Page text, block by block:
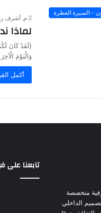
- السيرة العطرة
م. أشرف
لماذا
‏{‏لَقَدْ كَانَ
وَالْيَوْمَ
أكمل
متخصصة
الداخلي
تابعنا على